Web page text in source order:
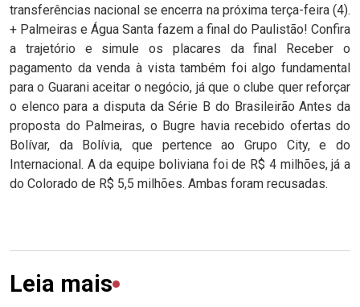
transferências nacional se encerra na próxima terça-feira (4).
+ Palmeiras e Água Santa fazem a final do Paulistão! Confira
a trajetório e simule os placares da final Receber o
pagamento da venda à vista também foi algo fundamental
para o Guarani aceitar o negócio, já que o clube quer reforçar
o elenco para a disputa da Série B do Brasileirão Antes da
proposta do Palmeiras, o Bugre havia recebido ofertas do
Bolívar, da Bolívia, que pertence ao Grupo City, e do
Internacional. A da equipe boliviana foi de R$ 4 milhões, já a
do Colorado de R$ 5,5 milhões. Ambas foram recusadas.
Leia mais